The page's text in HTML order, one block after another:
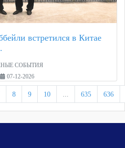
встретился в Китае
СОБЫТИЯ
07-12-2026
8 9 10 ... 635 636